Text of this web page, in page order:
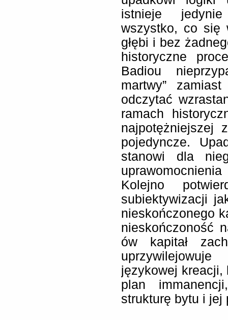
istnieje jedynie
wszystko, co się
głębi i bez
historyczne
Badiou
martwy”
odczytać
ramach
najpotężniejszej
pojedyncze.
stanowi dla
Kolejno
subiektywizacji
nieskończonego
nieskończoność
ów kapitał
językowej kreacji,
plan
strukturę bytu i jej